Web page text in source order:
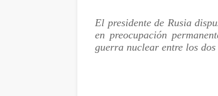
El presidente de Rusia
en preocupación
guerra nuclear entre los dos